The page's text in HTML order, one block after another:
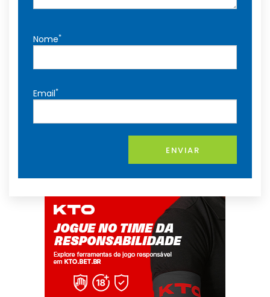
Nome*
Email*
ENVIAR